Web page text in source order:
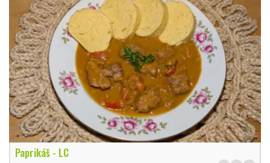
Paprikáš - LC